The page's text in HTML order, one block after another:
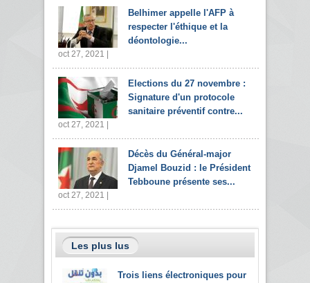
Belhimer appelle l'AFP à
respecter l'éthique et la
déontologie...
oct 27, 2021 |
Elections du 27 novembre :
Signature d'un protocole
sanitaire préventif contre...
oct 27, 2021 |
Décès du Général-major
Djamel Bouzid : le Président
Tebboune présente ses...
oct 27, 2021 |
Les plus lus
Trois liens électroniques pour